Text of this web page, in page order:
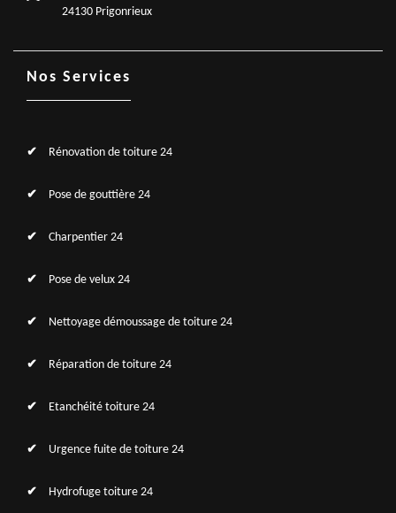
24130 Prigonrieux
Nos Services
Rénovation de toiture 24
Pose de gouttière 24
Charpentier 24
Pose de velux 24
Nettoyage démoussage de toiture 24
Réparation de toiture 24
Etanchéité toiture 24
Urgence fuite de toiture 24
Hydrofuge toiture 24